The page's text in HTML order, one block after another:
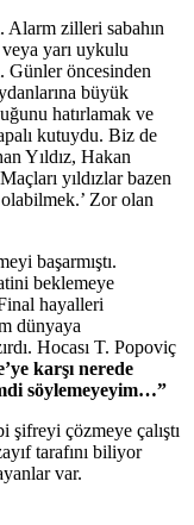
Alarm zilleri sabahın
yarı uykulu
Günler öncesinden
büyük
hatırlamak ve
kutuydu. Biz de
Yıldız, Hakan
yıldızlar bazen
olabilmek.’ Zor olan
başarmıştı.
beklemeye
hayalleri
dünyaya
Hocası T. Popoviç
karşı nerede
söylemeyeyim…”
çözmeye çalıştı
tarafını biliyor
var.